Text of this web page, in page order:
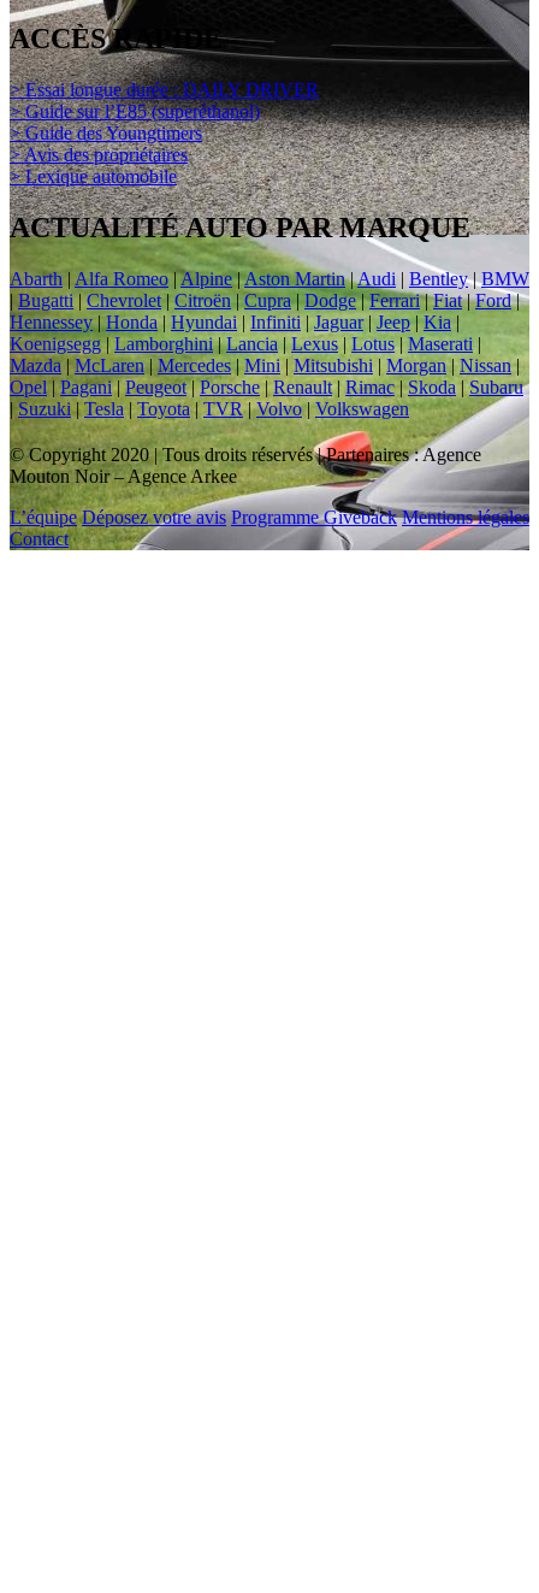
ACCÈS RAPIDE
> Essai longue durée : DAILY DRIVER
> Guide sur l’E85 (superéthanol)
> Guide des Youngtimers
> Avis des propriétaires
> Lexique automobile
ACTUALITÉ AUTO PAR MARQUE
Abarth | Alfa Romeo|Alpine|Aston Martin|Audi | Bentley|BMW
| Bugatti|Chevrolet|Citroën |Cupra | Dodge|Ferrari|Fiat|Ford|
Hennessey| Honda| Hyundai |Infiniti | Jaguar| Jeep|Kia |
Koenigsegg|Lamborghini|Lancia|Lexus | Lotus| Maserati |
Mazda |McLaren|Mercedes | Mini | Mitsubishi | Morgan|Nissan|
Opel | Pagani|Peugeot|Porsche | Renault| Rimac|Skoda | Subaru
| Suzuki|Tesla| Toyota | TVR|Volvo|Volkswagen
© Copyright 2020 | Tous droits réservés | Partenaires : Agence
Mouton Noir – Agence Arkee
L’équipe Déposez votre avis Programme Giveback Mentions légales
Contact